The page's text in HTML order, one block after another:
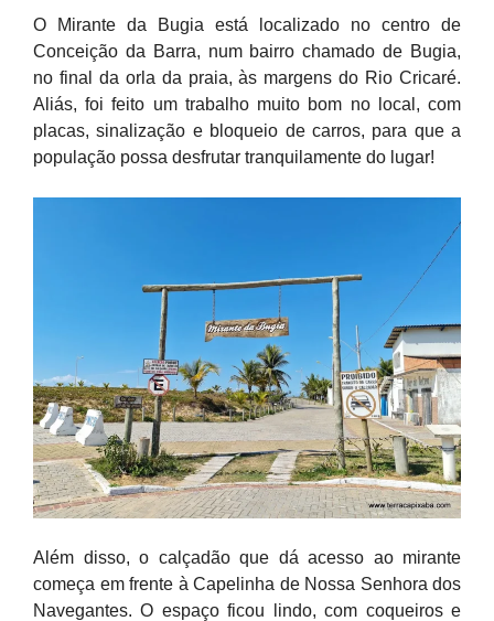
O Mirante da Bugia está localizado no centro de
Conceição da Barra, num bairro chamado de Bugia,
no final da orla da praia, às margens do Rio Cricaré.
Aliás, foi feito um trabalho muito bom no local, com
placas, sinalização e bloqueio de carros, para que a
população possa desfrutar tranquilamente do lugar!
Além disso, o calçadão que dá acesso ao mirante
começa em frente à Capelinha de Nossa Senhora dos
Navegantes. O espaço ficou lindo, com coqueiros e